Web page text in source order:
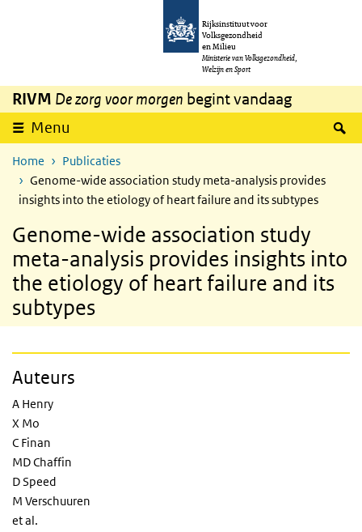
Overslaan en naar de inhoud gaan
Rijksinstituut voor
Volksgezondheid
en Milieu
Ministerie van Volksgezondheid,
Welzijn en Sport
RIVM De zorg voor morgen begint vandaag
Menu
Home
Publicaties
Genome-wide association study meta-analysis provides
insights into the etiology of heart failure and its subtypes
Genome-wide association study
meta-analysis provides insights into
the etiology of heart failure and its
subtypes
Auteurs
A Henry
X Mo
C Finan
MD Chaffin
D Speed
M Verschuuren
et al.